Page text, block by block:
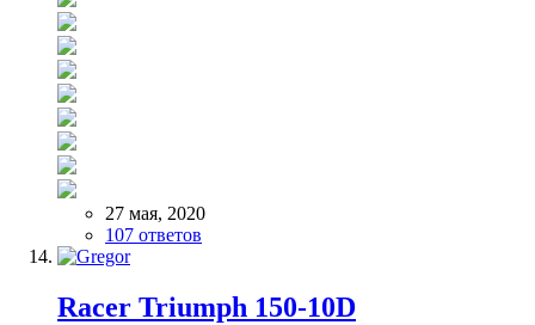
27 мая, 2020
107 ответов
Racer Triumph 150-10D